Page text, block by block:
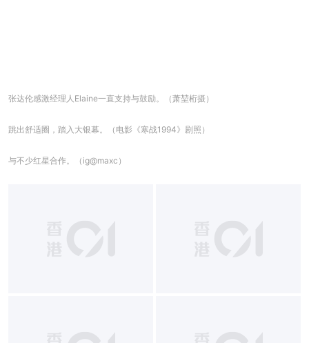
张达伦感激经理人Elaine一直支持与鼓励。（萧堃桁摄）
跳出舒适圈，踏入大银幕。（电影《寒战1994》剧照）
与不少红星合作。（ig@maxc）